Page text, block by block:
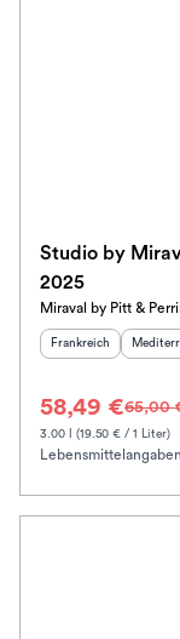
Studio by
2025
Miraval by Pitt &
Herkunftsland
Frankreich
58,49 €65,00
3.00 l (19.50 € / 1 Liter)
Lebensmittelangaben